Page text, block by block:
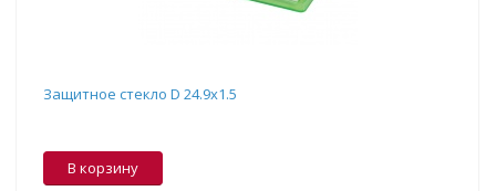
Защитное стекло D 24.9x1.5
В корзину